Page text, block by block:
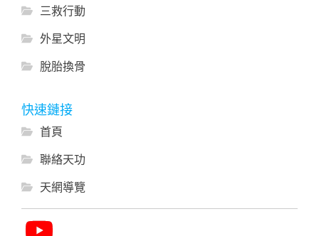
三救行動
外星文明
脫胎換骨
快速鏈接
首頁
聯絡天功
天網導覽